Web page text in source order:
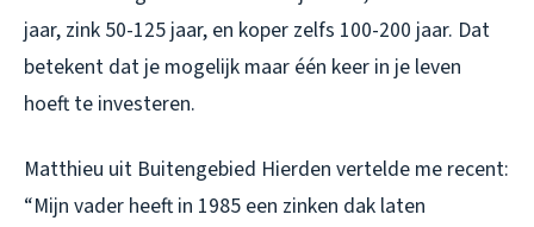
jaar, zink 50-125 jaar, en koper zelfs 100-200 jaar. Dat
betekent dat je mogelijk maar één keer in je leven
hoeft te investeren.
Matthieu uit Buitengebied Hierden vertelde me recent:
“Mijn vader heeft in 1985 een zinken dak laten